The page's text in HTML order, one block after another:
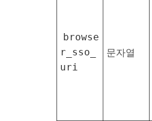
browse
r_sso_
uri
문자열